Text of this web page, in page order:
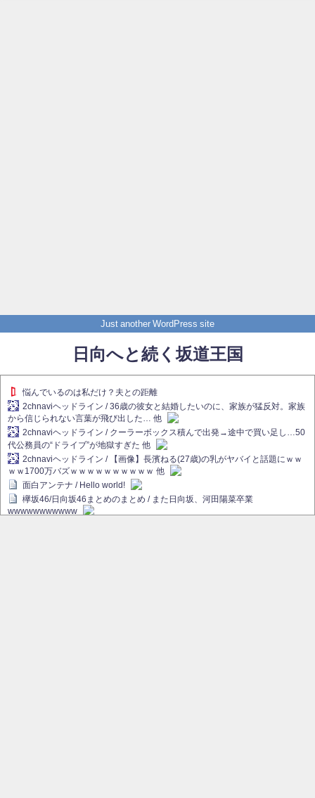
Just another WordPress site
日向へと続く坂道王国
悩んでいるのは私だけ？夫との距離
2chnaviヘッドライン / 36歳の彼女と結婚したいのに、家族が猛反対。家族
から信じられない言葉が飛び出した… 他
2chnaviヘッドライン / クーラーボックス積んで出発→途中で買い足し…50
代公務員の“ドライブ”が地獄すぎた 他
2chnaviヘッドライン / 【画像】長濱ねる(27歳)の乳がヤバイと話題にｗｗ
ｗｗ1700万バズｗｗｗｗｗｗｗｗｗｗ 他
面白アンテナ / Hello world!
欅坂46/日向坂46まとめのまとめ / また日向坂、河田陽菜卒業
wwwwwwwwwww